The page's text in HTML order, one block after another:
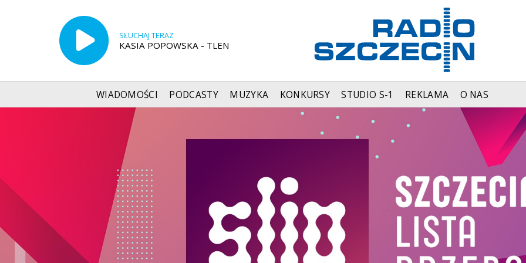
SŁUCHAJ TERAZ
KASIA POPOWSKA - TLEN
WIADOMOŚCI PODCASTY MUZYKA KONKURSY STUDIO S-1 REKLAMA O NAS